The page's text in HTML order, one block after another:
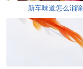
新车味道怎么消除